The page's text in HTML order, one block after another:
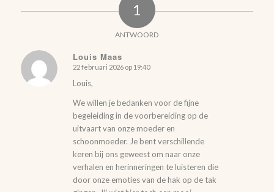
1
ANTWOORD
Louis Maas
zegt:
22 februari 2026 op 19:40
Louis,
We willen je bedanken voor de fijne
begeleiding in de voorbereiding op de
uitvaart van onze moeder en
schoonmoeder. Je bent verschillende
keren bij ons geweest om naar onze
verhalen en herinneringen te luisteren die
door onze emoties van de hak op de tak